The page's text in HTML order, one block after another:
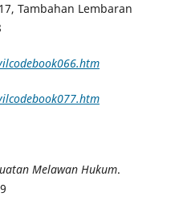
Tambahan Lembaran
Melawan Hukum.